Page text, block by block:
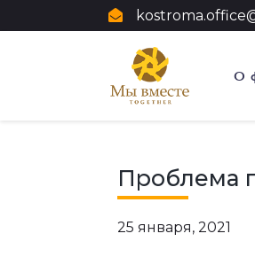
О
Проблема
25 января, 2021